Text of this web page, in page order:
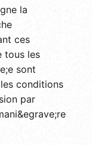
la
ces
tous les
sont
conditions
par